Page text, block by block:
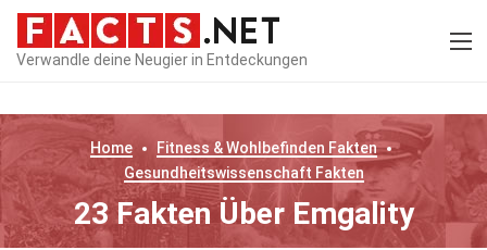
Verwandle deine Neugier in Entdeckungen
Home Fitness & Wohlbefinden Fakten
Gesundheitswissenschaft Fakten
23 Fakten Über Emgality